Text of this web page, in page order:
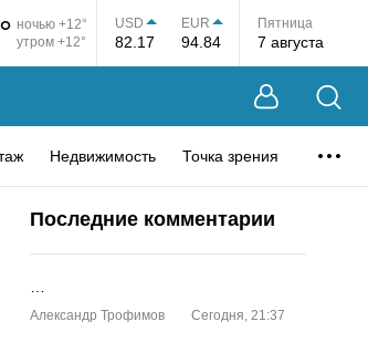
ночью +12°
утром +12°
USD
82.17
EUR
94.84
Пятница
7 августа
Недвижимость Точка зрения
Последние комментарии
Александр Трофимов Сегодня, 21:37